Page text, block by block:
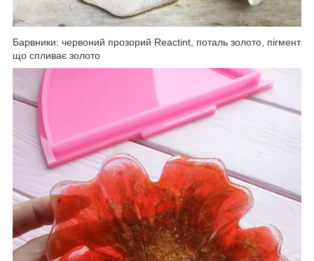
Барвники: червоний прозорий Reactint, поталь золото, пігмент
що спливає золото